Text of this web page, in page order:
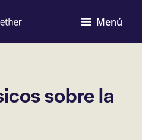
Menú
sobre la